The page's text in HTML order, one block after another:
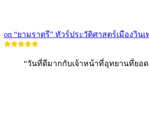
on “ยามราตรี” ทัวร์ประวัติศาสตร์เมืองวิน
“วันที่ดีมากกับเจ้าหน้าที่อุทยานที่ยอด